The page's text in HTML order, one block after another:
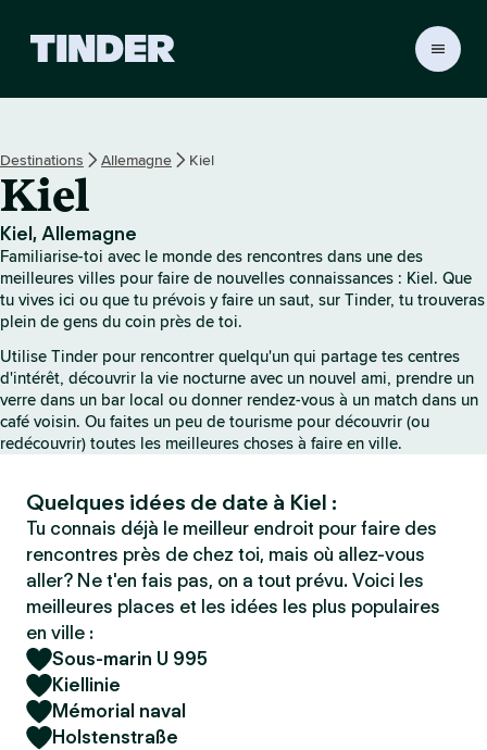
i
n
d
e
r
Destinations Allemagne Kiel
Kiel
Kiel, Allemagne
Familiarise-toi avec le monde des rencontres dans une des
meilleures villes pour faire de nouvelles connaissances : Kiel. Que
tu vives ici ou que tu prévois y faire un saut, sur Tinder, tu trouveras
plein de gens du coin près de toi.
Utilise Tinder pour rencontrer quelqu'un qui partage tes centres
d'intérêt, découvrir la vie nocturne avec un nouvel ami, prendre un
verre dans un bar local ou donner rendez-vous à un match dans un
café voisin. Ou faites un peu de tourisme pour découvrir (ou
redécouvrir) toutes les meilleures choses à faire en ville.
Quelques idées de date à Kiel :
Tu connais déjà le meilleur endroit pour faire des
rencontres près de chez toi, mais où allez-vous
aller? Ne t'en fais pas, on a tout prévu. Voici les
meilleures places et les idées les plus populaires
en ville :
Sous-marin U 995
Kiellinie
Mémorial naval
Holstenstraße